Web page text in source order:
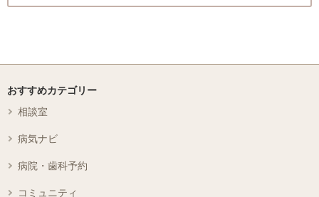
おすすめカテゴリー
相談室
病気ナビ
病院・歯科予約
コミュニティ